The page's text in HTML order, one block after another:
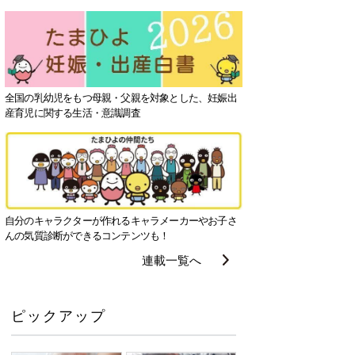
全国の乳幼児をもつ母親・父親を対象とした、妊娠出
産育児に関する生活・意識調査
自分のキャラクターが作れるキャラメーカーやお子さ
んの気質診断ができるコンテンツも！
連載一覧へ
ピックアップ